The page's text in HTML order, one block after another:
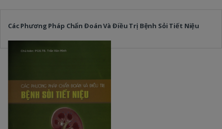
Các Phương Pháp Chẩn Đoán Và Điều Trị Bệnh Sỏi Tiết Niệu